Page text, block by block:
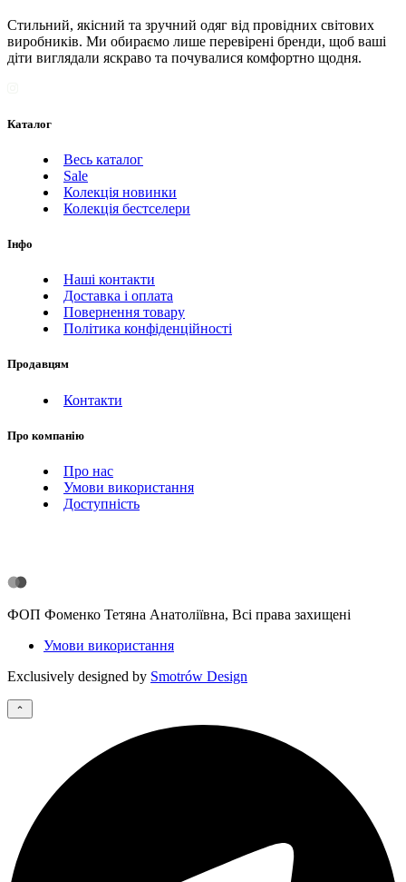
Стильний, якісний та зручний одяг від провідних світових
виробників. Ми обираємо лише перевірені бренди, щоб ваші
діти виглядали яскраво та почувалися комфортно щодня.
Каталог
Весь каталог
Sale
Колекція новинки
Колекція бестселери
Інфо
Наші контакти
Доставка і оплата
Повернення товару
Політика конфіденційності
Продавцям
Контакти
Про компанію
Про нас
Умови використання
Доступність
ФОП Фоменко Тетяна Анатоліївна, Всі права захищені
Умови використання
Exclusively designed by Smotrów Design